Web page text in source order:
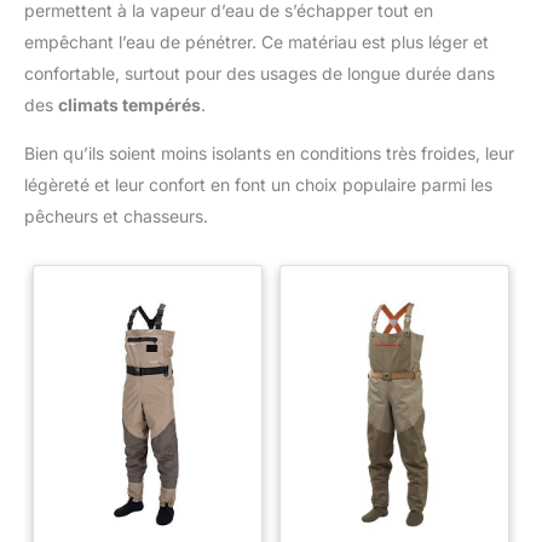
journée, ces cuissardes sont dotées de bretelles réglables
avec boucles à déclenchement rapide qui permettent un
ajustement personnalisé et sûr pour les pêcheurs de toutes
tailles. Idéal pour une utilisation polyvalente en extérieur -
que pour les chasseurs de canards, les ramasseurs de
des environnements humides ou boueux.
permettent à la vapeur d’eau de s’échapper tout en
empêchant l’eau de pénétrer. Ce matériau est plus léger et
confortable, surtout pour des usages de longue durée dans
des climats tempérés.
Bien qu’ils soient moins isolants en conditions très froides, leur
légèreté et leur confort en font un choix populaire parmi les
pêcheurs et chasseurs.